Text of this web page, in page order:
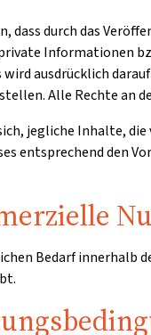
durch das
Informationen
ausdrücklich
Alle Rechte
jegliche Inhalte,
entsprechend den
Bedarf innerhalb